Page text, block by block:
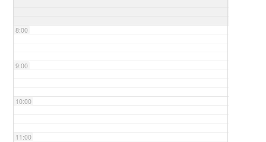
8:00
9:00
10:00
11:00